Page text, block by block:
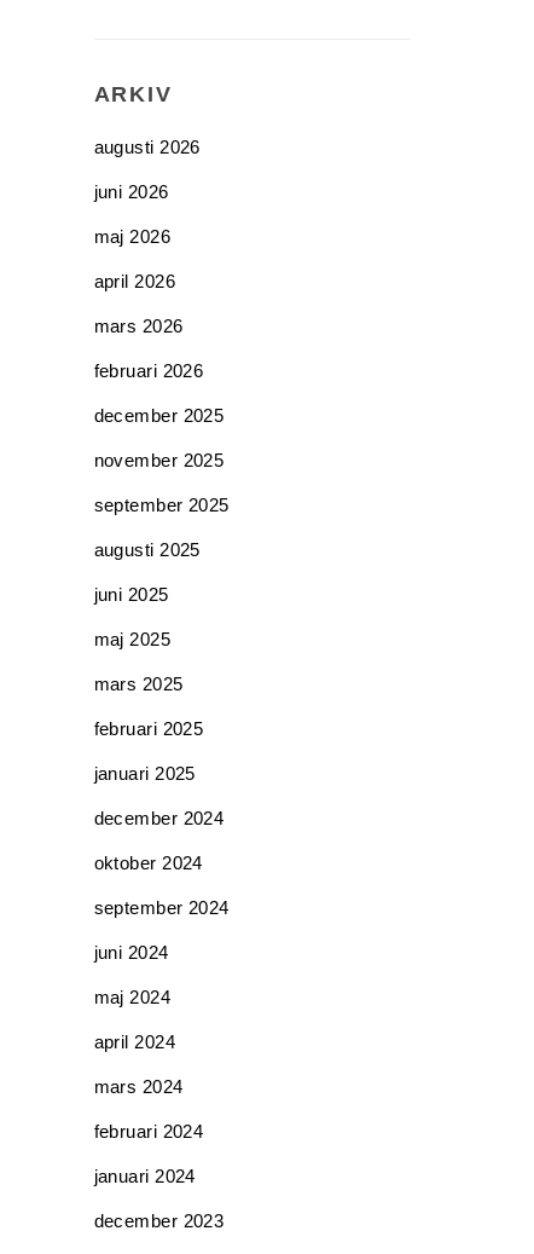
ARKIV
augusti 2026
juni 2026
maj 2026
april 2026
mars 2026
februari 2026
december 2025
november 2025
september 2025
augusti 2025
juni 2025
maj 2025
mars 2025
februari 2025
januari 2025
december 2024
oktober 2024
september 2024
juni 2024
maj 2024
april 2024
mars 2024
februari 2024
januari 2024
december 2023